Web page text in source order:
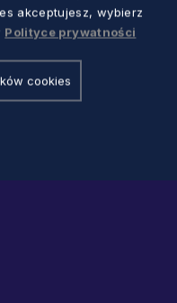
akceptujesz, wybierz
Polityce prywatności
cookies